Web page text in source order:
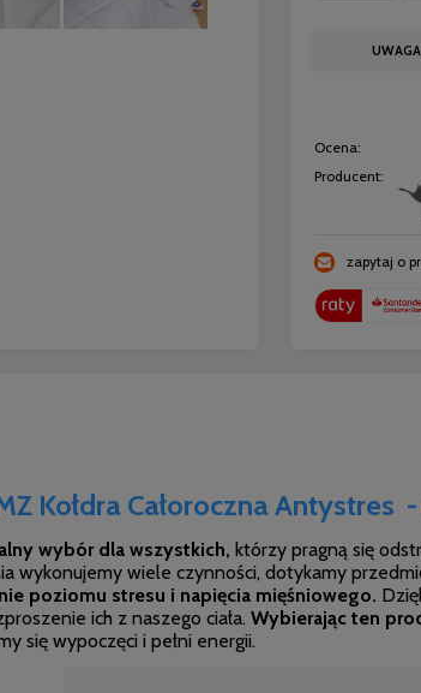
Ocena:
Producent:
zapytaj o
Kołdra Całoroczna Antystres
wybór dla wszystkich, którzy pragną się
wykonujemy wiele czynności, dotykamy
poziomu stresu i napięcia mięśniowego.
ich z naszego ciała. Wybierając ten
się wypoczęci i pełni energii.